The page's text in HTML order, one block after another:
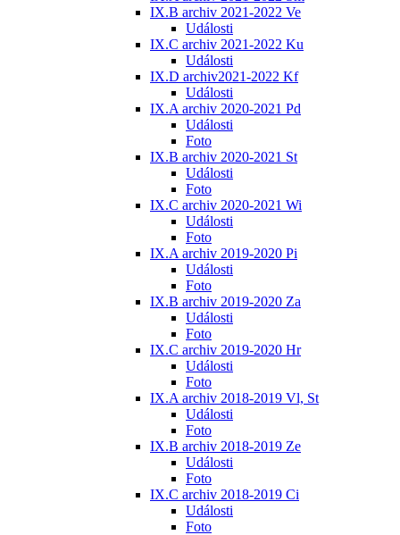
IX.B archiv 2021-2022 Ve
Události
IX.C archiv 2021-2022 Ku
Události
IX.D archiv2021-2022 Kf
Události
IX.A archiv 2020-2021 Pd
Události
Foto
IX.B archiv 2020-2021 St
Události
Foto
IX.C archiv 2020-2021 Wi
Události
Foto
IX.A archiv 2019-2020 Pi
Události
Foto
IX.B archiv 2019-2020 Za
Události
Foto
IX.C archiv 2019-2020 Hr
Události
Foto
IX.A archiv 2018-2019 Vl, St
Události
Foto
IX.B archiv 2018-2019 Ze
Události
Foto
IX.C archiv 2018-2019 Ci
Události
Foto